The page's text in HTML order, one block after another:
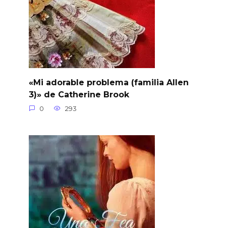
«Mi adorable problema (familia Allen
3)» de Catherine Brook
0 293